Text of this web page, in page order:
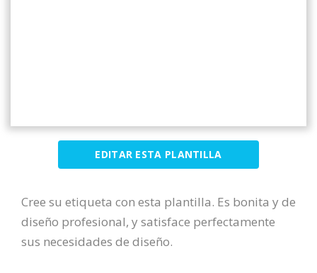
EDITAR ESTA PLANTILLA
Cree su etiqueta con esta plantilla. Es bonita y de
diseño profesional, y satisface perfectamente
sus necesidades de diseño.